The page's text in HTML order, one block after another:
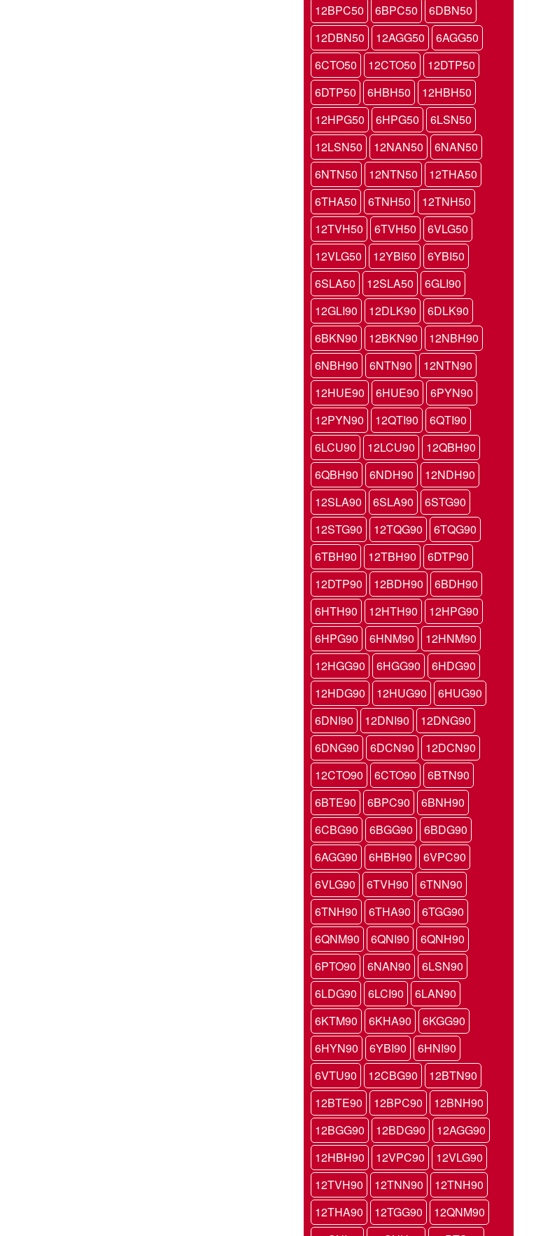
12BPC50
6BPC50
6DBN50
12DBN50
12AGG50
6AGG50
6CTO50
12CTO50
12DTP50
6DTP50
6HBH50
12HBH50
12HPG50
6HPG50
6LSN50
12LSN50
12NAN50
6NAN50
6NTN50
12NTN50
12THA50
6THA50
6TNH50
12TNH50
12TVH50
6TVH50
6VLG50
12VLG50
12YBI50
6YBI50
6SLA50
12SLA50
6GLI90
12GLI90
12DLK90
6DLK90
6BKN90
12BKN90
12NBH90
6NBH90
6NTN90
12NTN90
12HUE90
6HUE90
6PYN90
12PYN90
12QTI90
6QTI90
6LCU90
12LCU90
12QBH90
6QBH90
6NDH90
12NDH90
12SLA90
6SLA90
6STG90
12STG90
12TQG90
6TQG90
6TBH90
12TBH90
6DTP90
12DTP90
12BDH90
6BDH90
6HTH90
12HTH90
12HPG90
6HPG90
6HNM90
12HNM90
12HGG90
6HGG90
6HDG90
12HDG90
12HUG90
6HUG90
6DNI90
12DNI90
12DNG90
6DNG90
6DCN90
12DCN90
12CTO90
6CTO90
6BTN90
6BTE90
6BPC90
6BNH90
6CBG90
6BGG90
6BDG90
6AGG90
6HBH90
6VPC90
6VLG90
6TVH90
6TNN90
6TNH90
6THA90
6TGG90
6QNM90
6QNI90
6QNH90
6PTO90
6NAN90
6LSN90
6LDG90
6LCI90
6LAN90
6KTM90
6KHA90
6KGG90
6HYN90
6YBI90
6HNI90
6VTU90
12CBG90
12BTN90
12BTE90
12BPC90
12BNH90
12BGG90
12BDG90
12AGG90
12HBH90
12VPC90
12VLG90
12TVH90
12TNN90
12TNH90
12THA90
12TGG90
12QNM90